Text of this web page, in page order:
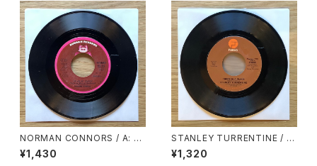
NORMAN CONNORS / A: Y
OU ARE MY STARSHIP / B:
BUBBLES
¥1,430
STANLEY TURRENTINE / A:
THERE IS A PLACE / B: ALL
BY MYSELF
¥1,320